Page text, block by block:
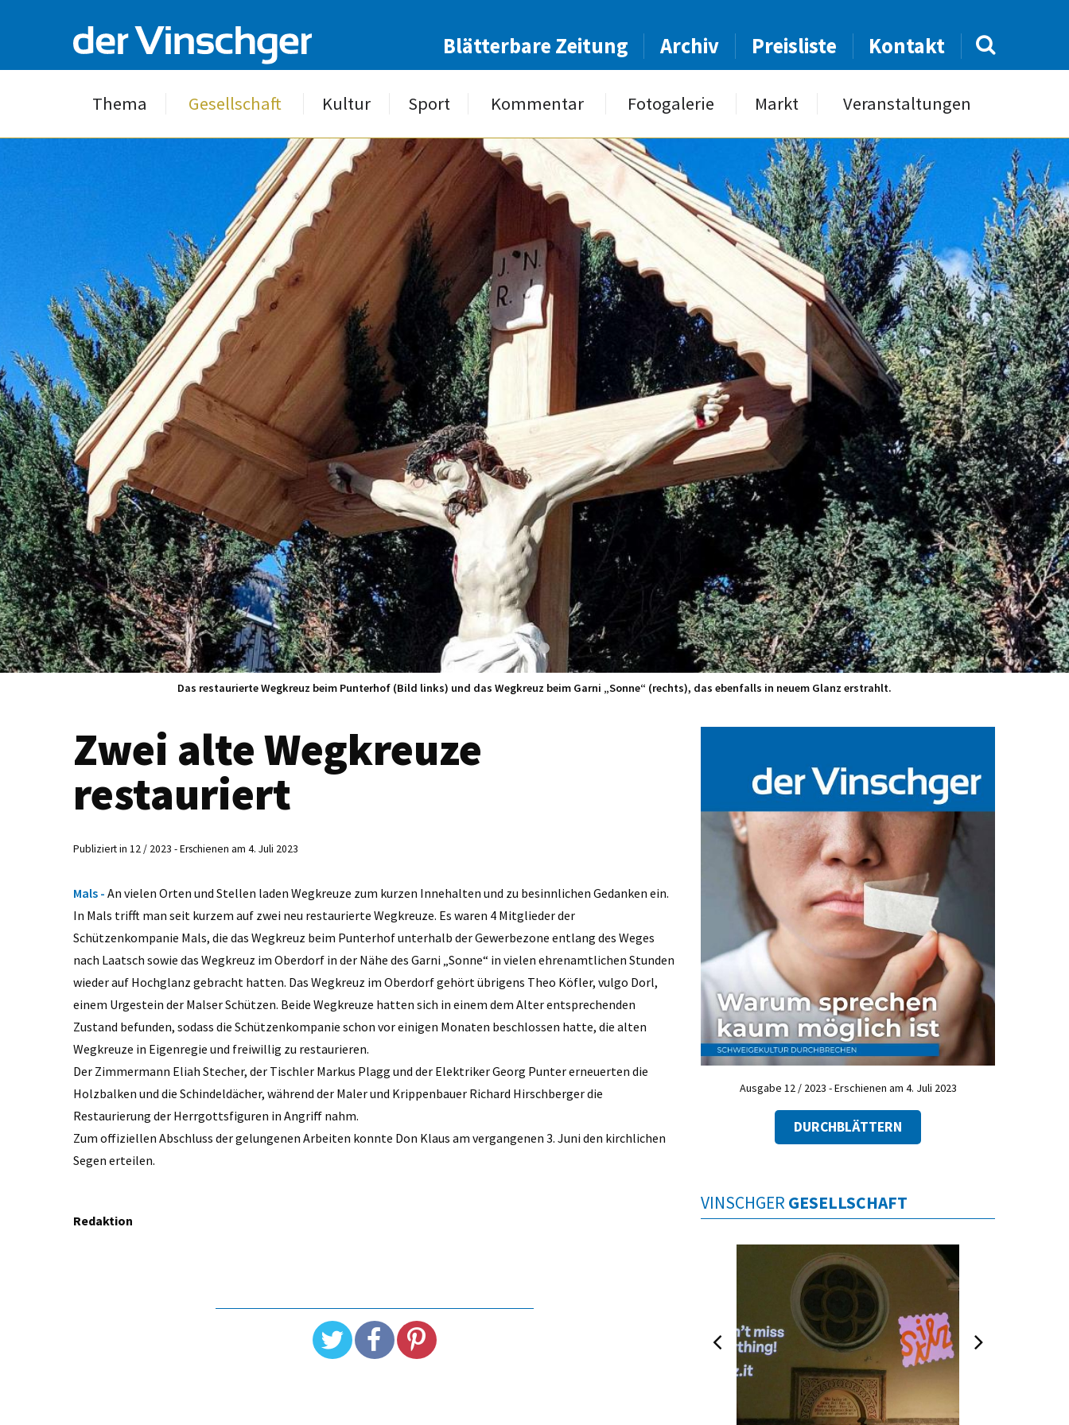
Blätterbare Zeitung Archiv Preisliste Kontakt
Thema Gesellschaft Kultur Sport Kommentar Fotogalerie Markt Veranstaltungen
Das restaurierte Wegkreuz beim Punterhof (Bild links) und das Wegkreuz beim Garni „Sonne“ (rechts), das ebenfalls in neuem Glanz erstrahlt.
Zwei alte Wegkreuze
restauriert
Publiziert in 12 / 2023 - Erschienen am 4. Juli 2023
Mals - An vielen Orten und Stellen laden Wegkreuze zum kurzen Innehalten und zu besinnlichen Gedanken ein.
In Mals trifft man seit kurzem auf zwei neu restaurierte Wegkreuze. Es waren 4 Mitglieder der
Schützenkompanie Mals, die das Wegkreuz beim Punterhof unterhalb der Gewerbezone entlang des Weges
nach Laatsch sowie das Wegkreuz im Oberdorf in der Nähe des Garni „Sonne“ in vielen ehrenamtlichen Stunden
wieder auf Hochglanz gebracht hatten. Das Wegkreuz im Oberdorf gehört übrigens Theo Köfler, vulgo Dorl,
einem Urgestein der Malser Schützen. Beide Wegkreuze hatten sich in einem dem Alter entsprechenden
Zustand befunden, sodass die Schützenkompanie schon vor einigen Monaten beschlossen hatte, die alten
Wegkreuze in Eigenregie und freiwillig zu restaurieren.
Der Zimmermann Eliah Stecher, der Tischler Markus Plagg und der Elektriker Georg Punter erneuerten die
Holzbalken und die Schindeldächer, während der Maler und Krippenbauer Richard Hirschberger die
Restaurierung der Herrgottsfiguren in Angriff nahm.
Zum offiziellen Abschluss der gelungenen Arbeiten konnte Don Klaus am vergangenen 3. Juni den kirchlichen
Segen erteilen.
Redaktion
Ausgabe 12 / 2023 - Erschienen am 4. Juli 2023
DURCHBLÄTTERN
VINSCHGER GESELLSCHAFT